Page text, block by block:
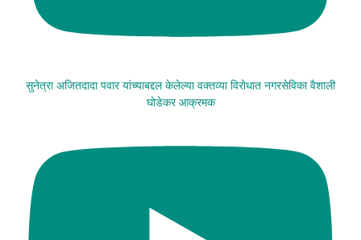
सुनेत्रा अजितदादा पवार यांच्याबद्दल केलेल्या वक्तव्या विरोधात नगरसेविका वैशाली
घोडेकर आक्रमक